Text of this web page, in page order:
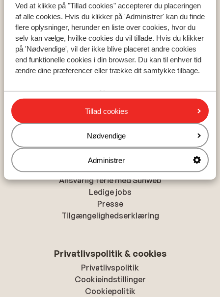
Ved at klikke på "Tillad cookies" accepterer du placeringen
af alle cookies. Hvis du klikker på 'Administrer' kan du finde
flere oplysninger, herunder en liste over cookies, hvor du
selv kan vælge, hvilke cookies du vil tillade. Hvis du klikker
på 'Nødvendige', vil der ikke blive placeret andre cookies
end funktionelle cookies i din browser. Du kan til enhver tid
ændre dine præferencer eller trække dit samtykke tilbage.
Tillad cookies
Nødvendige
Administrer
Tyrkiets sydkyst
Kreta
Mallorca
Madeira
Alanya
Hurghada
Om Sunweb
Ansvarlig ferie med Sunweb
Ledige jobs
Presse
Tilgængelighedserklæring
Privatlivspolitik & cookies
Privatlivspolitik
Cookieindstillinger
Cookiepolitik